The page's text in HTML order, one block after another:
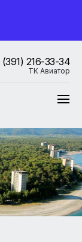
216-33-34
ТК Авиатор